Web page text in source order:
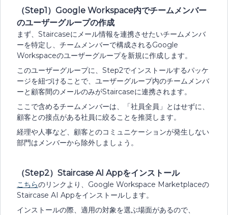
（Step1）Google Workspace内でチームメンバー
のユーザーグループの作成
まず、Staircaseにメール情報を連携させたいチームメンバ
ーを特定し、チームメンバーで構成されるGoogle
Workspaceのユーザーグループを新規に作成します。
このユーザーグループに、Step2でインストールするパッケ
ージを紐づけることで、ユーザーグループ内のチームメンバ
ーと顧客間のメールのみがStaircaseに連携されます。
ここで含めるチームメンバーは、「社員全員」とはせずに、
顧客との接点がある社員に絞ることを推奨します。
経理や人事など、顧客とのコミュニケーションが発生しない
部門はメンバーから除外しましょう。
（Step2）Staircase AI Appをインストール
こちらのリンクより、Google Workspace Marketplaceの
Staircase AI Appをインストールします。
インストールの際、適用の対象を選ぶ場面があるので、